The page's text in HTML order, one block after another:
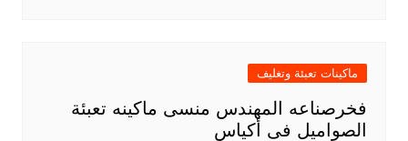
ماكينات تعبئة وتغليف
فخرصناعه المهندس منسى ماكينه تعبئة
الصواميل فى أكياس